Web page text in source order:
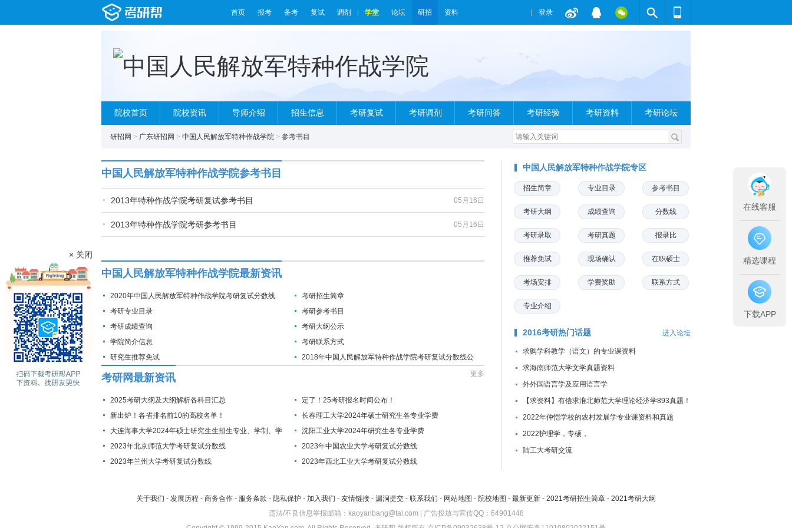
首页 报考 备考 复试 调剂 学堂 论坛 研招 资料 登录
院校首页 院校资讯 导师介绍 招生信息 考研复试 考研调剂 考研问答 考研经验 考研资料 考研论坛
研招网 > 广东研招网 > 中国人民解放军特种作战学院 > 参考书目
中国人民解放军特种作战学院参考书目
05月16日
2013年特种作战学院考研复试参考书目
05月16日
2013年特种作战学院考研参考书目
中国人民解放军特种作战学院最新资讯
2020年中国人民解放军特种作战学院考研复试分数线
考研招生简章
考研专业目录
考研参考书目
考研成绩查询
考研大纲公示
学院简介信息
考研联系方式
研究生推荐免试
2018年中国人民解放军特种作战学院考研复试分数线公
考研网最新资讯 更多
2025考研大纲及大纲解析各科目汇总
定了！25考研报名时间公布！
新出炉！各省排名前10的高校名单！
长春理工大学2024年硕士研究生各专业学费
大连海事大学2024年硕士研究生生招生专业、学制、学
费标准及拟招生人数
沈阳工业大学2024年研究生各专业学费
2023年北京师范大学考研复试分数线
2023年中国农业大学考研复试分数线
2023年兰州大学考研复试分数线
2023年西北工业大学考研复试分数线
中国人民解放军特种作战学院专区
招生简章 专业目录 参考书目
考研大纲 成绩查询 分数线
考研录取 考研真题 报录比
推荐免试 现场确认 在职硕士
考场安排 学费奖助 联系方式
专业介绍
2016考研热门话题 进入论坛
求购学科教学（语文）的专业课资料
求海南师范大学文学真题资料
外外国语言学及应用语言学
【求资料】有偿求淮北师范大学理论经济学893真题！
2022年仲恺学校的农村发展学专业课资料和真题
2022护理学，专硕，
陆工大考研交流
关于我们 - 发展历程 - 商务合作 - 服务条款 - 隐私保护 - 加入我们 - 友情链接 - 漏洞提交 - 联系我们 - 网站地图 - 院校地图 - 最新更新 - 2021考研招生简章 - 2021考研大纲
违法/不良信息举报邮箱：kaoyanbang@tal.com | 广告投放与宣传QQ：64901448
× 关闭
在线客服
精选课程
下载APP